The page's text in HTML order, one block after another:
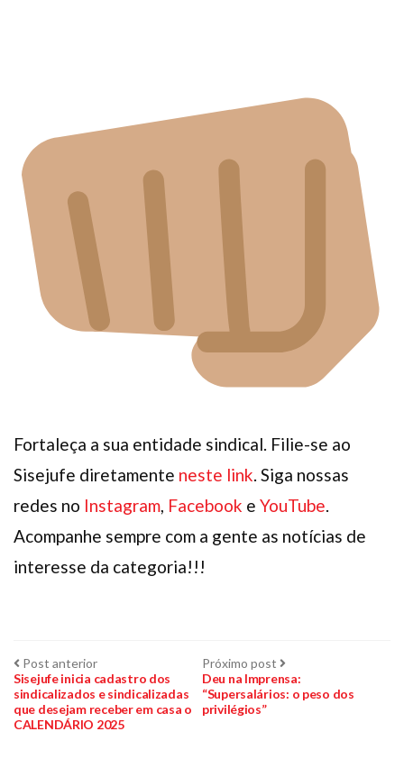
Fortaleça a sua entidade sindical. Filie-se ao
Sisejufe diretamente neste link. Siga nossas
redes no Instagram, Facebook e YouTube.
Acompanhe sempre com a gente as notícias de
interesse da categoria!!!
Navegação
de
Post
Post anteriorPost
anterior:
Sisejufe inicia cadastro dos
sindicalizados e sindicalizadas
que desejam receber em casa o
CALENDÁRIO 2025
Próximo post Próximo
post:
Deu na Imprensa:
“Supersalários: o peso dos
privilégios”